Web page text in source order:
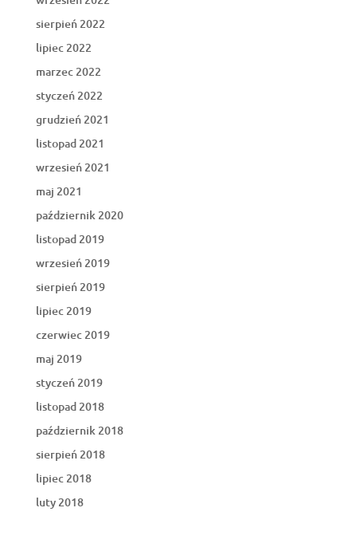
sierpień 2022
lipiec 2022
marzec 2022
styczeń 2022
grudzień 2021
listopad 2021
wrzesień 2021
maj 2021
październik 2020
listopad 2019
wrzesień 2019
sierpień 2019
lipiec 2019
czerwiec 2019
maj 2019
styczeń 2019
listopad 2018
październik 2018
sierpień 2018
lipiec 2018
luty 2018